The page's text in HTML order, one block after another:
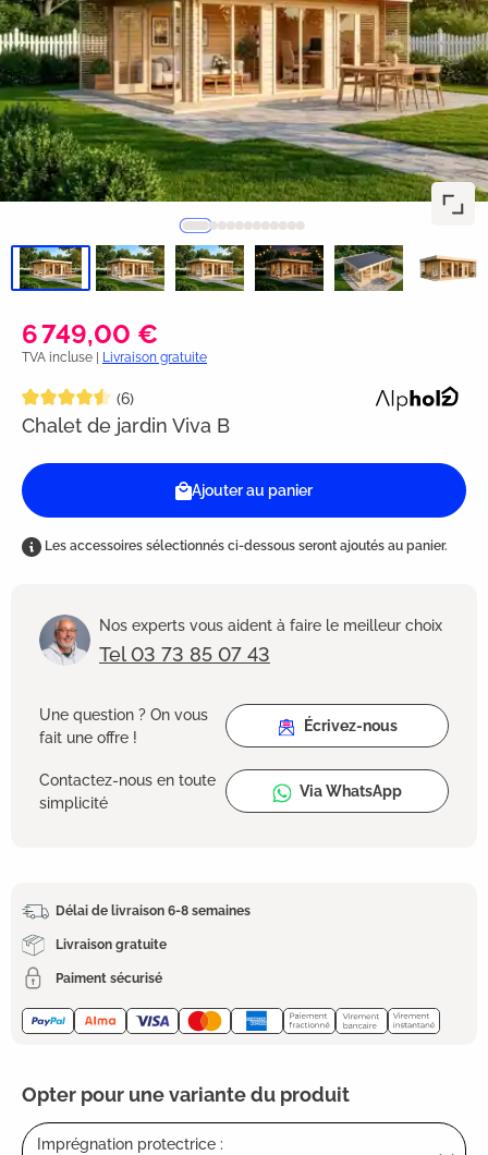
6 749,00 €
TVA incluse | Livraison gratuite
Note moyenne de 4.5 sur 5 étoiles
(6)
Chalet de jardin Viva B
Ajouter au panier
Les accessoires sélectionnés ci-dessous seront ajoutés au panier.
Nos experts vous aident à faire le meilleur choix
Tel 03 73 85 07 43
Une question ? On vous
fait une offre !
Écrivez-nous
Contactez-nous en toute
simplicité
Via WhatsApp
Délai de livraison 6-8 semaines
Livraison gratuite
Paiment sécurisé
Opter pour une variante du produit
Imprégnation protectrice :